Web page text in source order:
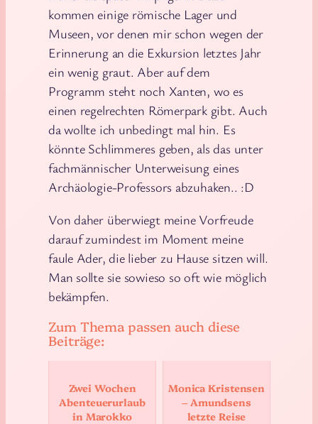
kommen einige römische Lager und
Museen, vor denen mir schon wegen der
Erinnerung an die Exkursion letztes Jahr
ein wenig graut. Aber auf dem
Programm steht noch Xanten, wo es
einen regelrechten Römerpark gibt. Auch
da wollte ich unbedingt mal hin. Es
könnte Schlimmeres geben, als das unter
fachmännischer Unterweisung eines
Archäologie-Professors abzuhaken.. :D
Von daher überwiegt meine Vorfreude
darauf zumindest im Moment meine
faule Ader, die lieber zu Hause sitzen will.
Man sollte sie sowieso so oft wie möglich
bekämpfen.
Zum Thema passen auch diese
Beiträge:
Zwei Wochen
Abenteuerurlaub
in Marokko
Monica Kristensen
– Amundsens
letzte Reise